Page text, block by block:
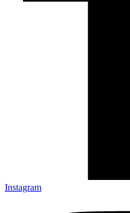
Instagram